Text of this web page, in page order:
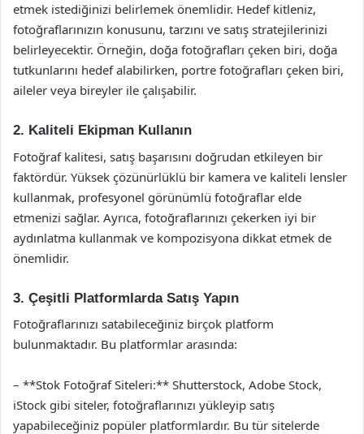
etmek istediğinizi belirlemek önemlidir. Hedef kitleniz,
fotoğraflarınızın konusunu, tarzını ve satış stratejilerinizi
belirleyecektir. Örneğin, doğa fotoğrafları çeken biri, doğa
tutkunlarını hedef alabilirken, portre fotoğrafları çeken biri,
aileler veya bireyler ile çalışabilir.
2. Kaliteli Ekipman Kullanın
Fotoğraf kalitesi, satış başarısını doğrudan etkileyen bir
faktördür. Yüksek çözünürlüklü bir kamera ve kaliteli lensler
kullanmak, profesyonel görünümlü fotoğraflar elde
etmenizi sağlar. Ayrıca, fotoğraflarınızı çekerken iyi bir
aydınlatma kullanmak ve kompozisyona dikkat etmek de
önemlidir.
3. Çeşitli Platformlarda Satış Yapın
Fotoğraflarınızı satabileceğiniz birçok platform
bulunmaktadır. Bu platformlar arasında:
– **Stok Fotoğraf Siteleri:** Shutterstock, Adobe Stock,
iStock gibi siteler, fotoğraflarınızı yükleyip satış
yapabileceğiniz popüler platformlardır. Bu tür sitelerde